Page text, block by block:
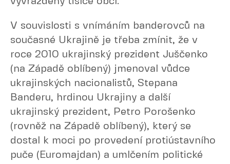
V souvislosti s vnímáním banderovců na
současné Ukrajině je třeba zmínit, že v
roce 2010 ukrajinský prezident Juščenko
(na Západě oblíbený) jmenoval vůdce
ukrajinských nacionalistů, Stepana
Banderu, hrdinou Ukrajiny a další
ukrajinský prezident, Petro Porošenko
(rovněž na Západě oblíbený), který se
dostal k moci po provedení protiústavního
puče (Euromajdan) a umlčením politické